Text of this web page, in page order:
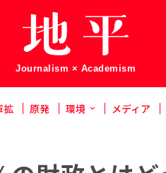
Journalism × Academism
拡 原発 環境 メディア